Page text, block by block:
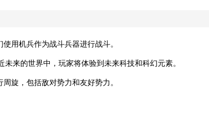
用机兵作为战斗兵器进行战斗。
来的世界中，玩家将体验到未来科技和科幻元素。
旋，包括敌对势力和友好势力。